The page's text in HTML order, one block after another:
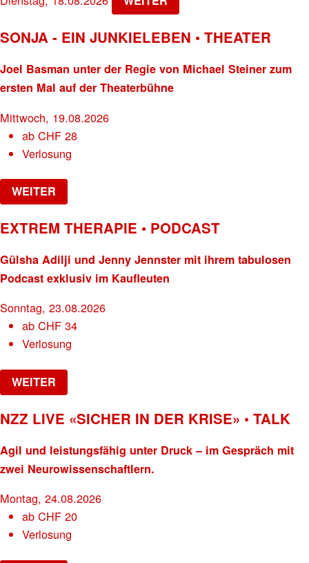
SONJA - EIN JUNKIELEBEN • THEATER
Joel Basman unter der Regie von Michael Steiner zum
ersten Mal auf der Theaterbühne
Mittwoch, 19.08.2026
abCHF 28
Verlosung
WEITER
EXTREM THERAPIE • PODCAST
Gülsha Adilji und Jenny Jennster mit ihrem tabulosen
Podcast exklusiv im Kaufleuten
Sonntag, 23.08.2026
abCHF 34
Verlosung
WEITER
NZZ LIVE «SICHER IN DER KRISE» • TALK
Agil und leistungsfähig unter Druck – im Gespräch mit
zwei Neurowissenschaftlern.
Montag, 24.08.2026
abCHF 20
Verlosung